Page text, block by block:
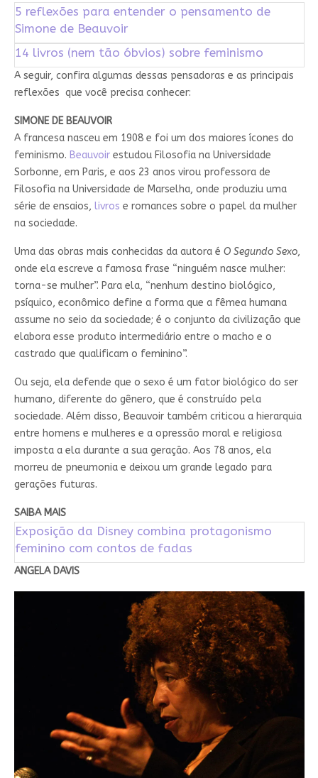
5 reflexões para entender o pensamento de
Simone de Beauvoir
14 livros (nem tão óbvios) sobre feminismo
A seguir, confira algumas dessas pensadoras e as principais
reflexões que você precisa conhecer:
SIMONE DE BEAUVOIR
A francesa nasceu em 1908 e foi um dos maiores ícones do
feminismo. Beauvoirestudou Filosofia na Universidade
Sorbonne, em Paris, e aos 23 anos virou professora de
Filosofia na Universidade de Marselha, onde produziu uma
série de ensaios, livros e romances sobre o papel da mulher
na sociedade.
Uma das obras mais conhecidas da autora é O Segundo Sexo,
onde ela escreve a famosa frase “ninguém nasce mulher:
torna-se mulher”. Para ela, “nenhum destino biológico,
psíquico, econômico define a forma que a fêmea humana
assume no seio da sociedade; é o conjunto da civilização que
elabora esse produto intermediário entre o macho e o
castrado que qualificam o feminino”.
Ou seja, ela defende que o sexo é um fator biológico do ser
humano, diferente do gênero, que é construído pela
sociedade. Além disso, Beauvoir também criticou a hierarquia
entre homens e mulheres e a opressão moral e religiosa
imposta a ela durante a sua geração. Aos 78 anos, ela
morreu de pneumonia e deixou um grande legado para
gerações futuras.
SAIBA MAIS
Exposição da Disney combina protagonismo
feminino com contos de fadas
ANGELA DAVIS